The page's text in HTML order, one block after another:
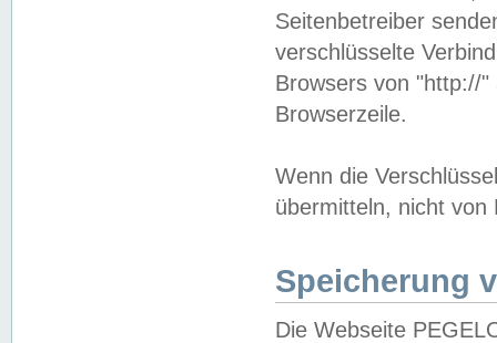
Seitenbetreiber
verschlüsselte
Browsers von "http://
Browserzeile.
Wenn die
übermitteln, nicht von
Speicherung
Die Webseite